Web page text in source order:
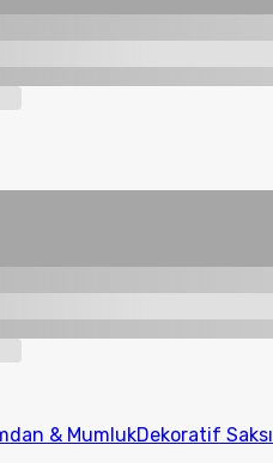
& MumlukDekoratif Saksı